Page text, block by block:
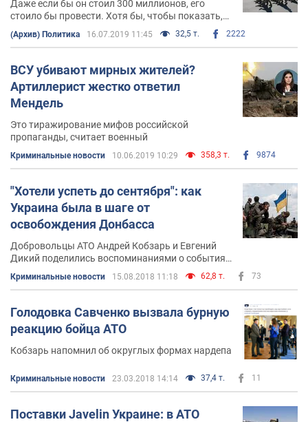
Даже если бы он стоил 300 миллионов, его
стоило бы провести. Хотя бы, чтобы показать,
что у нас на это деньги есть, что у нас есть
войско, что нам есть что показать и нам есть
(Архив) Политика 16.07.2019 11:45 32,5 т. 2222
ВСУ убивают мирных жителей?
Артиллерист жестко ответил
Мендель
Это тиражирование мифов российской
пропаганды, считает военный
Криминальные новости 10.06.2019 10:29 358,3 т. 9874
"Хотели успеть до сентября": как
Украина была в шаге от
освобождения Донбасса
Добровольцы АТО Андрей Кобзарь и Евгений
Дикий поделились воспоминаниями о событиях
Криминальные новости 15.08.2018 11:18 62,8 т. 73
Голодовка Савченко вызвала бурную
реакцию бойца АТО
Кобзарь напомнил об округлых формах нардепа
Криминальные новости 23.03.2018 14:14 37,4 т. 11
Поставки Javelin Украине: в АТО